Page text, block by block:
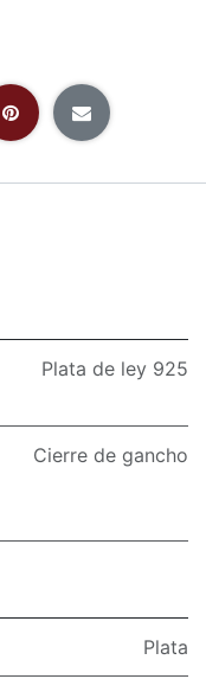
Plata de ley 925
Cierre de gancho
Plata